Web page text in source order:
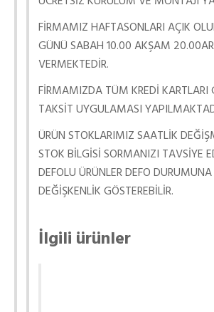
FİRMAMIZ HAFTASONLARI AÇIK
GÜNÜ SABAH 10.00 AKŞAM
VERMEKTEDİR.
FİRMAMIZDA TÜM KREDİ KARTLARI
TAKSİT UYGULAMASI
ÜRÜN STOKLARIMIZ SAATLİK
STOK BİLGİSİ SORMANIZI TAVSİYE
DEFOLU ÜRÜNLER DEFO
DEĞİŞKENLİK GÖSTEREBİLİR.
İlgili ürünler